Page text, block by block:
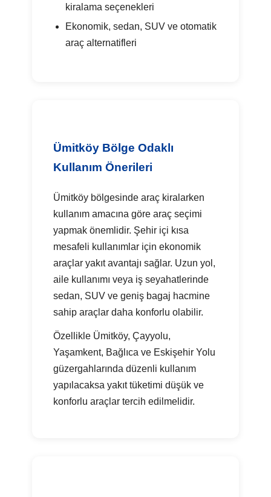
kiralama seçenekleri
Ekonomik, sedan, SUV ve otomatik
araç alternatifleri
Ümitköy Bölge Odaklı
Kullanım Önerileri
Ümitköy bölgesinde araç kiralarken
kullanım amacına göre araç seçimi
yapmak önemlidir. Şehir içi kısa
mesafeli kullanımlar için ekonomik
araçlar yakıt avantajı sağlar. Uzun yol,
aile kullanımı veya iş seyahatlerinde
sedan, SUV ve geniş bagaj hacmine
sahip araçlar daha konforlu olabilir.
Özellikle Ümitköy, Çayyolu,
Yaşamkent, Bağlıca ve Eskişehir Yolu
güzergahlarında düzenli kullanım
yapılacaksa yakıt tüketimi düşük ve
konforlu araçlar tercih edilmelidir.